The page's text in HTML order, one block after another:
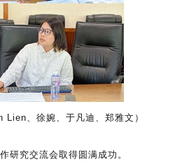
、徐婉、于凡迪、郑雅文）
研究交流会取得圆满成功。